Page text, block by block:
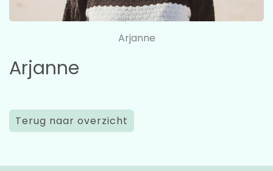
Arjanne
Arjanne
Terug naar overzicht